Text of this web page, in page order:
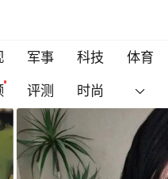
军事 科技
体育
评测 时尚